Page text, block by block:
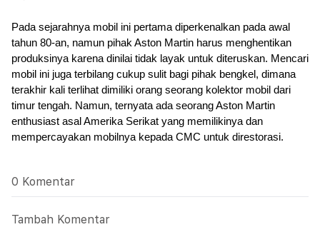
Pada sejarahnya mobil ini pertama diperkenalkan pada awal
tahun 80-an, namun pihak Aston Martin harus menghentikan
produksinya karena dinilai tidak layak untuk diteruskan. Mencari
mobil ini juga terbilang cukup sulit bagi pihak bengkel, dimana
terakhir kali terlihat dimiliki orang seorang kolektor mobil dari
timur tengah. Namun, ternyata ada seorang Aston Martin
enthusiast asal Amerika Serikat yang memilikinya dan
mempercayakan mobilnya kepada CMC untuk direstorasi.
0 Komentar
Tambah Komentar